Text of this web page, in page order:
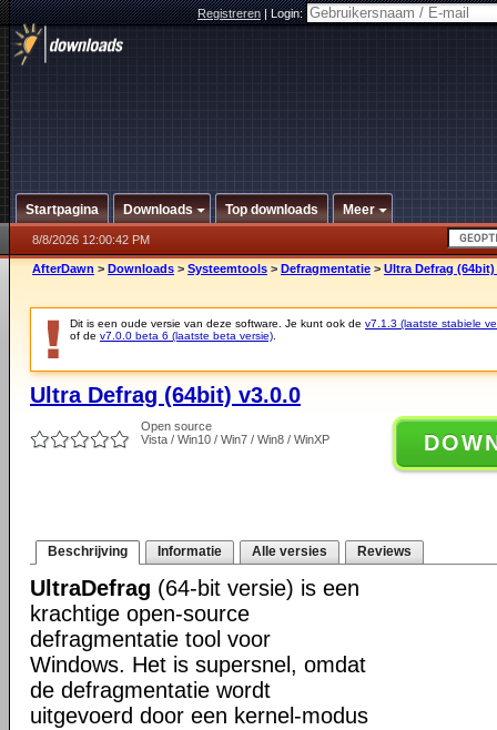
Registreren|Login:
Startpagina Downloads Top downloads Meer
8/8/2026 12:00:42 PM
AfterDawn > Downloads > Systeemtools > Defragmentatie > Ultra Defrag (64bit)
Dit is een oude versie van deze software. Je kunt ook de v7.1.3 (laatste stabiele
of de v7.0.0 beta 6 (laatste beta versie)
Ultra Defrag (64bit) v3.0.0
Open source
Vista / Win10 / Win7 / Win8 / WinXP
Beschrijving Informatie Alle versies Reviews
UltraDefrag (64-bit versie) is een
krachtige open-source
defragmentatie tool voor
Windows. Het is supersnel, omdat
de defragmentatie wordt
uitgevoerd door een kernel-modus